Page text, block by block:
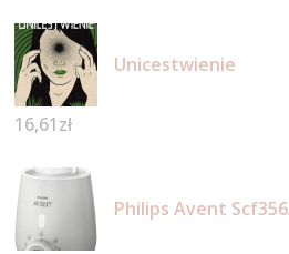
Unicestwienie
16,61zł
Philips Avent